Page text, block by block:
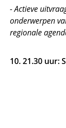
- Actieve
onderwerpen
regionale
10. 21.30 uur: